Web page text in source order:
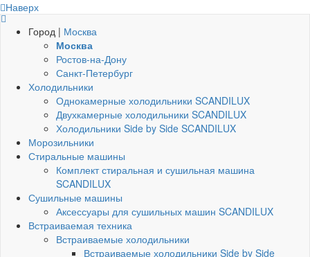
Наверх
Город | Москва
Москва
Ростов-на-Дону
Санкт-Петербург
Холодильники
Однокамерные холодильники SCANDILUX
Двухкамерные холодильники SCANDILUX
Холодильники Side by Side SCANDILUX
Морозильники
Стиральные машины
Комплект стиральная и сушильная машина
SCANDILUX
Сушильные машины
Аксессуары для сушильных машин SCANDILUX
Встраиваемая техника
Встраиваемые холодильники
Встраиваемые холодильники Side by Side